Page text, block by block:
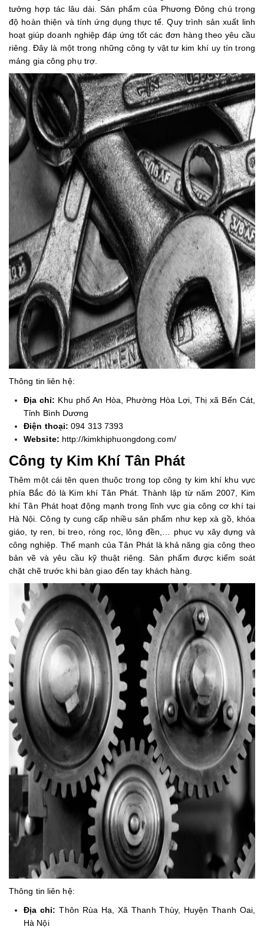
tưởng hợp tác lâu dài. Sản phẩm của Phương Đông chú trọng
độ hoàn thiện và tính ứng dụng thực tế. Quy trình sản xuất linh
hoạt giúp doanh nghiệp đáp ứng tốt các đơn hàng theo yêu cầu
riêng. Đây là một trong những công ty vật tư kim khí uy tín trong
mảng gia công phụ trợ.
Thông tin liên hệ:
Địa chỉ: Khu phố An Hòa, Phường Hòa Lợi, Thị xã Bến Cát,
Tỉnh Bình Dương
Điện thoại: 094 313 7393
Website: http://kimkhiphuongdong.com/
Công ty Kim Khí Tân Phát
Thêm một cái tên quen thuộc trong top công ty kim khí khu vực
phía Bắc đó là Kim khí Tân Phát. Thành lập từ năm 2007, Kim
khí Tân Phát hoạt động mạnh trong lĩnh vực gia công cơ khí tại
Hà Nội. Công ty cung cấp nhiều sản phẩm như kẹp xà gồ, khóa
giáo, ty ren, bi treo, ròng rọc, lông đền,… phục vụ xây dựng và
công nghiệp. Thế mạnh của Tân Phát là khả năng gia công theo
bản vẽ và yêu cầu kỹ thuật riêng. Sản phẩm được kiểm soát
chặt chẽ trước khi bàn giao đến tay khách hàng.
Thông tin liên hệ:
Địa chỉ: Thôn Rùa Hạ, Xã Thanh Thùy, Huyện Thanh Oai,
Hà Nội